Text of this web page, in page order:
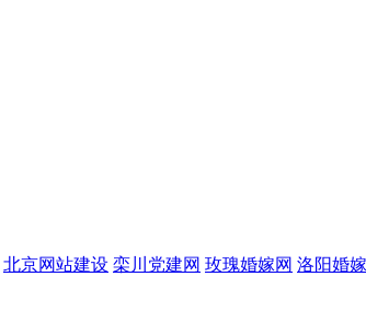
北京网站建设 栾川党建网 玫瑰婚嫁网 洛阳婚